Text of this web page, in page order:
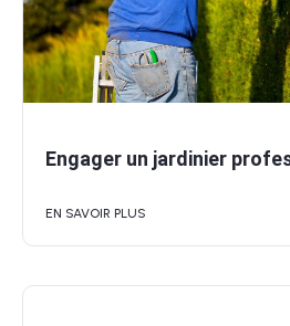
Engager un jardinier
EN SAVOIR PLUS